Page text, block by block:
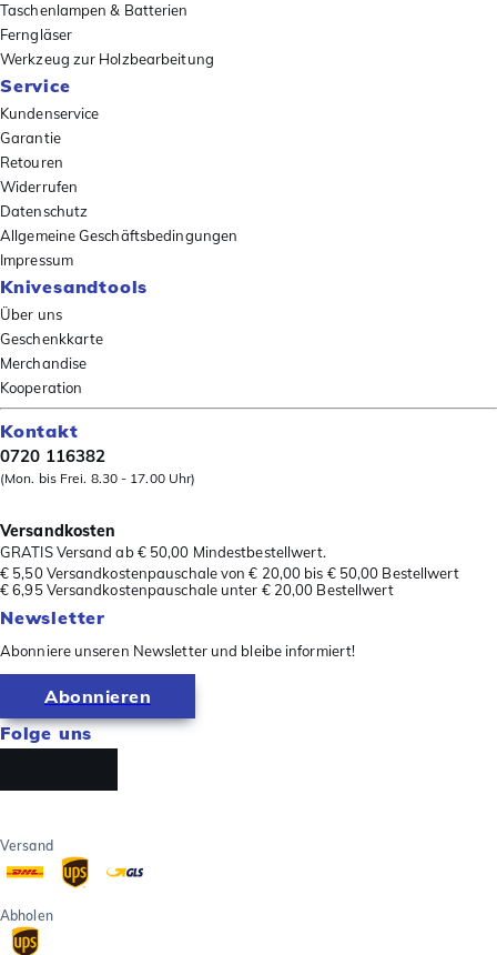
Taschenlampen & Batterien
Ferngläser
Werkzeug zur Holzbearbeitung
Service
Kundenservice
Garantie
Retouren
Widerrufen
Datenschutz
Allgemeine Geschäftsbedingungen
Impressum
Knivesandtools
Über uns
Geschenkkarte
Merchandise
Kooperation
Kontakt
0720 116382
(Mon. bis Frei. 8.30 - 17.00 Uhr)
Versandkosten
GRATIS Versand ab € 50,00 Mindestbestellwert.
€ 5,50 Versandkostenpauschale von € 20,00 bis € 50,00 Bestellwert
€ 6,95 Versandkostenpauschale unter € 20,00 Bestellwert
Newsletter
Abonniere unseren Newsletter und bleibe informiert!
Abonnieren
Folge uns
Versand
Abholen